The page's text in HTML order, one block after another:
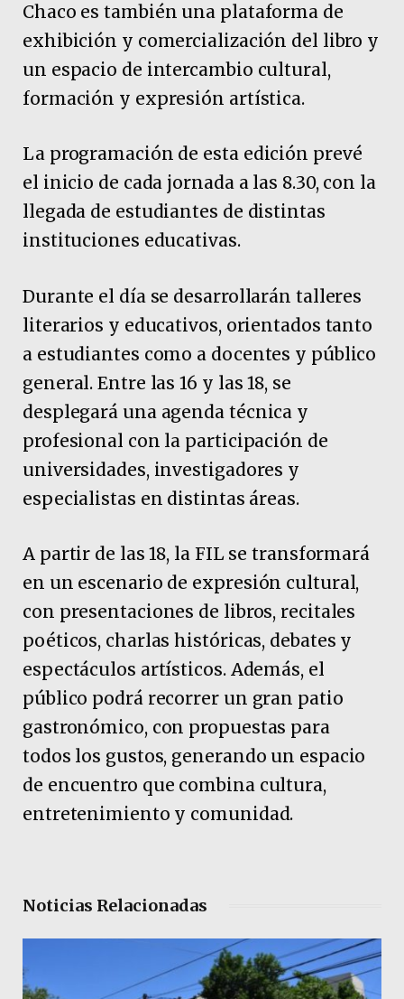
Chaco es también una plataforma de
exhibición y comercialización del libro y
un espacio de intercambio cultural,
formación y expresión artística.
La programación de esta edición prevé
el inicio de cada jornada a las 8.30, con la
llegada de estudiantes de distintas
instituciones educativas.
Durante el día se desarrollarán talleres
literarios y educativos, orientados tanto
a estudiantes como a docentes y público
general. Entre las 16 y las 18, se
desplegará una agenda técnica y
profesional con la participación de
universidades, investigadores y
especialistas en distintas áreas.
A partir de las 18, la FIL se transformará
en un escenario de expresión cultural,
con presentaciones de libros, recitales
poéticos, charlas históricas, debates y
espectáculos artísticos. Además, el
público podrá recorrer un gran patio
gastronómico, con propuestas para
todos los gustos, generando un espacio
de encuentro que combina cultura,
entretenimiento y comunidad.
Noticias Relacionadas